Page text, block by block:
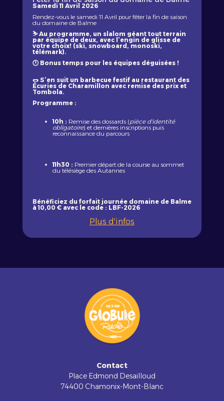
Samedi 11 Avril 2026
Rendez-vous le samedi 11 Avril pour fêter la fin de saison
du domaine de Balme
⛷️ Au programme, un slalom géant tout terrain
par équipe de deux, avec l’engin de glisse de
votre choix! (ski, snowboard, monoski,
télémark).
🕛 Bonus temps pour les équipes déguisées !
🌭 S’en suit un barbecue festif au restaurant des
Écuries de Charamillon avec remise des prix et
Tombola.
Programme :
10h : Remise des dossards (pièce d'identité
obligatoire) et dernières inscriptions puis
reconnaissance du parcours
11h30 : Premier départ de la course au sommet
du télésiège des Autannes
Bénéficiez du forfait journée domaine de Balme
à 10,00 € avec le code : LBF-2026
Plus d'infos
Contact
Place Edmond Desailloud
74400 Chamonix-Mont-Blanc